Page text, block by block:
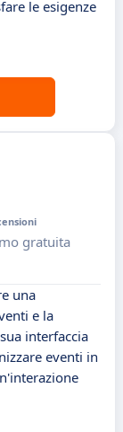
le esigenze
gratuita
una
e la
interfaccia
eventi in